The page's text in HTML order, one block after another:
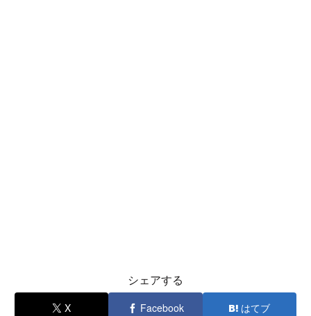
シェアする
X Facebook はてブ